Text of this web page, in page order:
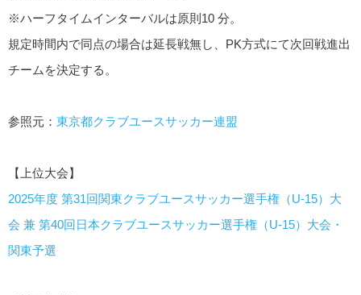
※ハーフタイムインターバルは原則10 分。
規定時間内で同点の場合は延長戦無し、PK方式にて次回戦進出
チームを決定する。
参照元： 東京都クラブユースサッカー連盟
【上位大会】
2025年度 第31回関東クラブユースサッカー選手権（U-15）大
会 兼 第40回日本クラブユースサッカー選手権（U-15）大会・
関東予選